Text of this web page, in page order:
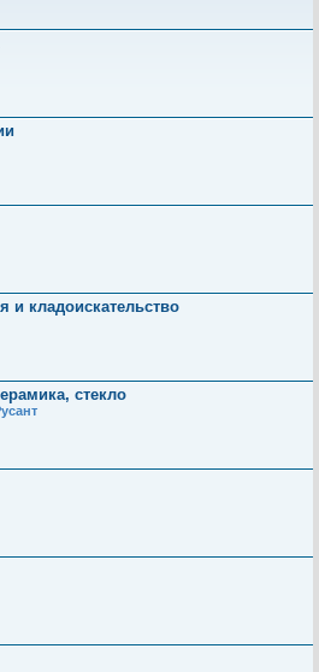
и кладоискательство
стекло